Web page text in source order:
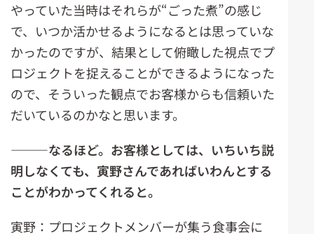
やっていた当時はそれらが“ごった煮”の感じ
で、いつか活かせるようになるとは思っていな
かったのですが、結果として俯瞰した視点でプ
ロジェクトを捉えることができるようになった
ので、そういった観点でお客様からも信頼いた
だいているのかなと思います。
―――なるほど。お客様としては、いちいち説
明しなくても、寅野さんであればいわんとする
ことがわかってくれると。
寅野：プロジェクトメンバーが集う食事会に